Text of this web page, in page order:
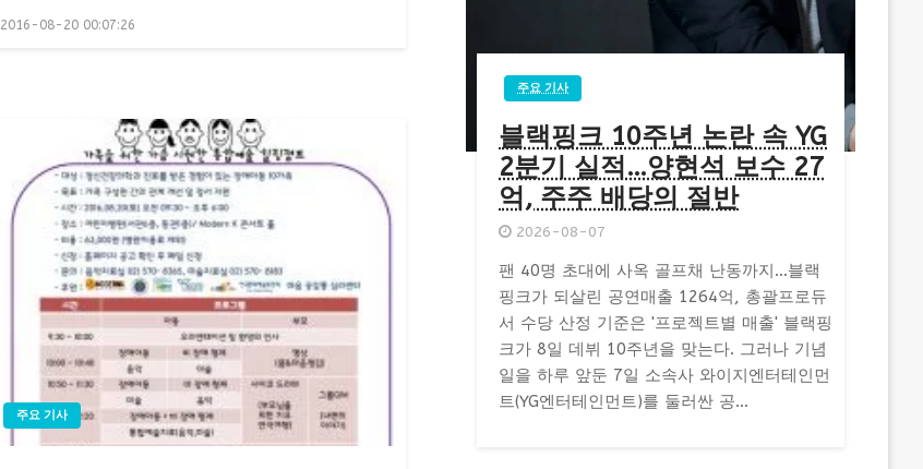
Posted
2016-08-20 00:07:26
주요 기사
주요 기사
블랙핑크 10주년 논란 속 YG
2분기 실적…양현석 보수 27
억, 주주 배당의 절반
2026-08-07
팬 40명 초대에 사옥 골프채 난동까지…블랙
핑크가 되살린 공연매출 1264억, 총괄프로듀
서 수당 산정 기준은 '프로젝트별 매출' 블랙핑
크가 8일 데뷔 10주년을 맞는다. 그러나 기념
일을 하루 앞둔 7일 소속사 와이지엔터테인먼
트(YG엔터테인먼트)를 둘러싼 공...